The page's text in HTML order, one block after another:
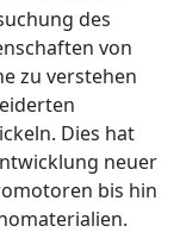
des
von
zu verstehen
Dies hat
neuer
bis hin